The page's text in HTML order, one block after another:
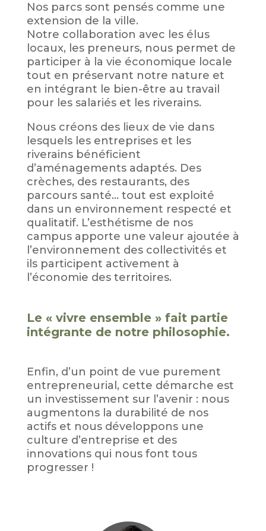
Nos parcs sont pensés comme une
extension de la ville.
Notre collaboration avec les élus
locaux, les preneurs, nous permet de
participer à la vie économique locale
tout en préservant notre nature et
en intégrant le bien-être au travail
pour les salariés et les riverains.
Nous créons des lieux de vie dans
lesquels les entreprises et les
riverains bénéficient
d’aménagements adaptés. Des
crèches, des restaurants, des
parcours santé… tout est exploité
dans un environnement respecté et
qualitatif. L’esthétisme de nos
campus apporte une valeur ajoutée à
l’environnement des collectivités et
ils participent activement à
l’économie des territoires.
Le « vivre ensemble » fait partie
intégrante de notre philosophie.
Enfin, d’un point de vue purement
entrepreneurial, cette démarche est
un investissement sur l’avenir : nous
augmentons la durabilité de nos
actifs et nous développons une
culture d’entreprise et des
innovations qui nous font tous
progresser !